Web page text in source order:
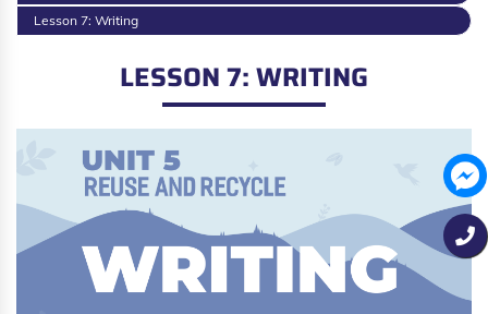
Lesson 7: Writing
LESSON 7: WRITING